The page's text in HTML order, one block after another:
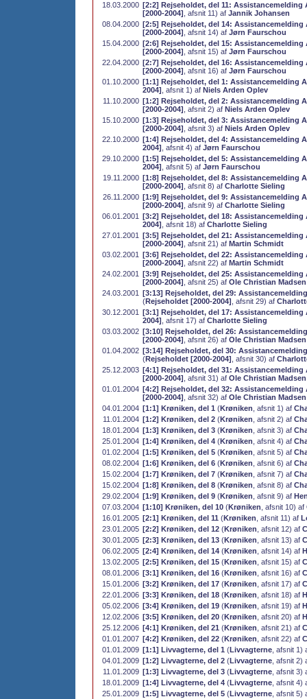
18.03.2000 [2:2] Rejseholdet, del 11: Assistancemelding
[2000-2004] , afsnit 11) af Jannik Johansen
08.04.2000 [2:5] Rejseholdet, del 14: Assistancemelding
[2000-2004] , afsnit 14) af Jørn Faurschou
15.04.2000 [2:6] Rejseholdet, del 15: Assistancemelding
[2000-2004] , afsnit 15) af Jørn Faurschou
22.04.2000 [2:7] Rejseholdet, del 16: Assistancemelding
[2000-2004] , afsnit 16) af Jørn Faurschou
01.10.2000 [1:1] Rejseholdet, del 1: Assistancemelding
2004] , afsnit 1) af Niels Arden Oplev
11.10.2000 [1:2] Rejseholdet, del 2: Assistancemelding
[2000-2004] , afsnit 2) af Niels Arden Oplev
15.10.2000 [1:3] Rejseholdet, del 3: Assistancemelding
[2000-2004] , afsnit 3) af Niels Arden Oplev
22.10.2000 [1:4] Rejseholdet, del 4: Assistancemelding
2004] , afsnit 4) af Jørn Faurschou
29.10.2000 [1:5] Rejseholdet, del 5: Assistancemelding
2004] , afsnit 5) af Jørn Faurschou
19.11.2000 [1:8] Rejseholdet, del 8: Assistancemelding
[2000-2004] , afsnit 8) af Charlotte Sieling
26.11.2000 [1:9] Rejseholdet, del 9: Assistancemelding
[2000-2004] , afsnit 9) af Charlotte Sieling
06.01.2001 [3:2] Rejseholdet, del 18: Assistancemelding
2004] , afsnit 18) af Charlotte Sieling
27.01.2001 [3:5] Rejseholdet, del 21: Assistancemelding
[2000-2004] , afsnit 21) af Martin Schmidt
03.02.2001 [3:6] Rejseholdet, del 22: Assistancemelding
[2000-2004] , afsnit 22) af Martin Schmidt
24.02.2001 [3:9] Rejseholdet, del 25: Assistancemelding
[2000-2004] , afsnit 25) af Ole Christian Madsen
24.03.2001 [3:13] Rejseholdet, del 29:
(Rejseholdet [2000-2004] , afsnit 29) af
30.12.2001 [3:1] Rejseholdet, del 17: Assistancemelding
2004] , afsnit 17) af Charlotte Sieling
03.03.2002 [3:10] Rejseholdet, del 26:
[2000-2004] , afsnit 26) af Ole Christian Madsen
01.04.2002 [3:14] Rejseholdet, del 30:
(Rejseholdet [2000-2004] , afsnit 30) af
25.12.2003 [4:1] Rejseholdet, del 31: Assistancemelding
[2000-2004] , afsnit 31) af Ole Christian Madsen
01.01.2004 [4:2] Rejseholdet, del 32: Assistancemelding
[2000-2004] , afsnit 32) af Ole Christian Madsen
04.01.2004 [1:1] Krøniken, del 1 (Krøniken , afsnit 1) af
11.01.2004 [1:2] Krøniken, del 2 (Krøniken , afsnit 2) af
18.01.2004 [1:3] Krøniken, del 3 (Krøniken , afsnit 3) af
25.01.2004 [1:4] Krøniken, del 4 (Krøniken , afsnit 4) af
01.02.2004 [1:5] Krøniken, del 5 (Krøniken , afsnit 5) af
08.02.2004 [1:6] Krøniken, del 6 (Krøniken , afsnit 6) af
15.02.2004 [1:7] Krøniken, del 7 (Krøniken , afsnit 7) af
15.02.2004 [1:8] Krøniken, del 8 (Krøniken , afsnit 8) af
29.02.2004 [1:9] Krøniken, del 9 (Krøniken , afsnit 9) af
07.03.2004 [1:10] Krøniken, del 10 (Krøniken , afsnit 10) af
16.01.2005 [2:1] Krøniken, del 11 (Krøniken , afsnit 11) af
23.01.2005 [2:2] Krøniken, del 12 (Krøniken , afsnit 12) af
30.01.2005 [2:3] Krøniken, del 13 (Krøniken , afsnit 13) af
06.02.2005 [2:4] Krøniken, del 14 (Krøniken , afsnit 14) af
13.02.2005 [2:5] Krøniken, del 15 (Krøniken , afsnit 15) af
08.01.2006 [3:1] Krøniken, del 16 (Krøniken , afsnit 16) af
15.01.2006 [3:2] Krøniken, del 17 (Krøniken , afsnit 17) af
22.01.2006 [3:3] Krøniken, del 18 (Krøniken , afsnit 18) af
05.02.2006 [3:4] Krøniken, del 19 (Krøniken , afsnit 19) af
12.02.2006 [3:5] Krøniken, del 20 (Krøniken , afsnit 20) af
25.12.2006 [4:1] Krøniken, del 21 (Krøniken , afsnit 21) af
01.01.2007 [4:2] Krøniken, del 22 (Krøniken , afsnit 22) af
01.01.2009 [1:1] Livvagterne, del 1 (Livvagterne , afsnit 1)
04.01.2009 [1:2] Livvagterne, del 2 (Livvagterne , afsnit 2)
11.01.2009 [1:3] Livvagterne, del 3 (Livvagterne , afsnit 3)
18.01.2009 [1:4] Livvagterne, del 4 (Livvagterne , afsnit 4)
25.01.2009 [1:5] Livvagterne, del 5 (Livvagterne , afsnit 5)